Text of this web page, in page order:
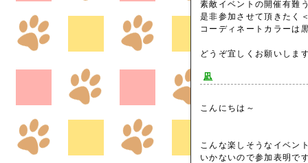
素敵イベントの開催有難
是非参加させて頂きたく
コーディネートカラーは
どうぞ宜しくお願いし
凪
こんにちは～
こんな楽しそうなイベン
いかないので参加表明で